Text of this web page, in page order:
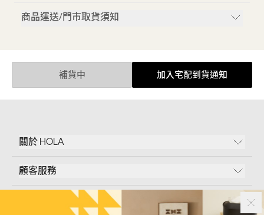
商品運送/門市取貨須知
補貨中 加入宅配到貨通知
關於 HOLA
顧客服務